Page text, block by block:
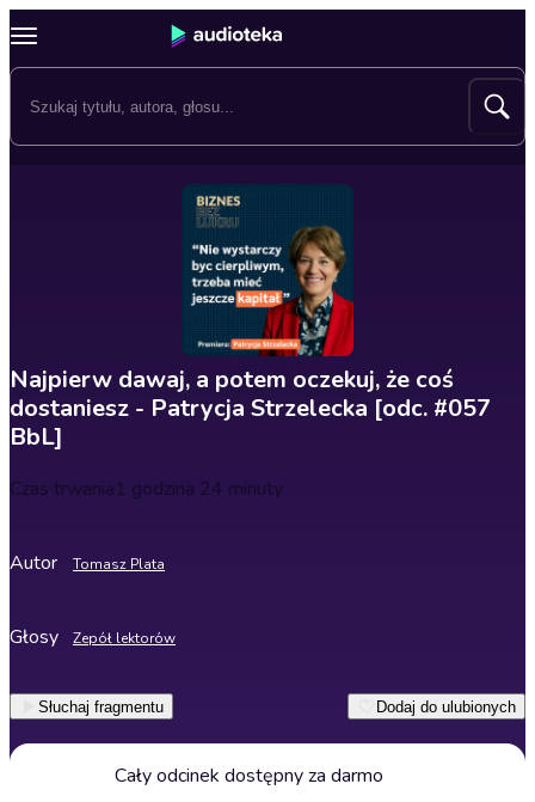
Najpierw dawaj, a potem oczekuj, że coś
dostaniesz - Patrycja Strzelecka [odc. #057
BbL]
Czas trwania1 godzina 24 minuty
Autor Tomasz Plata
Głosy Zepół lektorów
Słuchaj fragmentu Dodaj do ulubionych
Cały odcinek dostępny za darmo